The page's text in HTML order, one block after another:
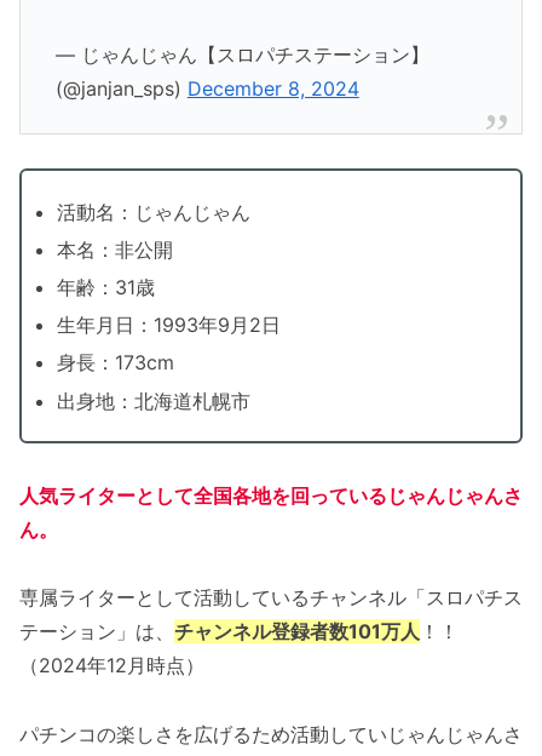
— じゃんじゃん【スロパチステーション】
(@janjan_sps) December 8, 2024
活動名：じゃんじゃん
本名：非公開
年齢：31歳
生年月日：1993年9月2日
身長：173cm
出身地：北海道札幌市
人気ライターとして全国各地を回っているじゃんじゃんさ
ん。
専属ライターとして活動しているチャンネル「スロパチス
テーション」は、 チャンネル登録者数101万人 ！！
（2024年12月時点）
パチンコの楽しさを広げるため活動していじゃんじゃんさ